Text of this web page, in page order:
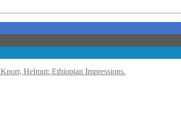
Knorr, Helmut: Ethiopian Impressions.